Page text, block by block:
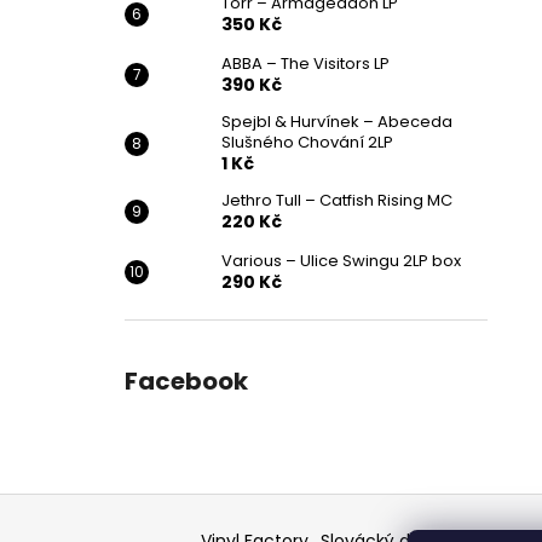
350 Kč
ABBA – The Visitors LP
390 Kč
Spejbl & Hurvínek – Abeceda
Slušného Chování 2LP
1 Kč
Jethro Tull – Catfish Rising MC
220 Kč
Various ‎– Ulice Swingu 2LP box
290 Kč
Facebook
Z